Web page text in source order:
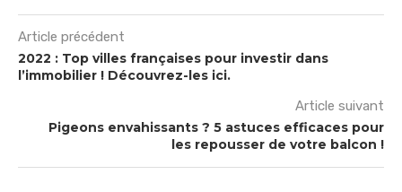
Article précédent
2022 : Top villes françaises pour investir dans
l’immobilier ! Découvrez-les ici.
Article suivant
Pigeons envahissants ? 5 astuces efficaces pour
les repousser de votre balcon !